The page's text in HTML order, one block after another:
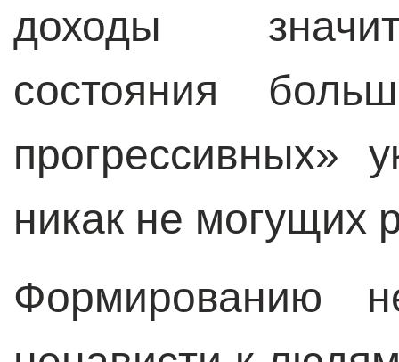
доходы
состояния
прогрессивных»
никак не могущих
Формированию